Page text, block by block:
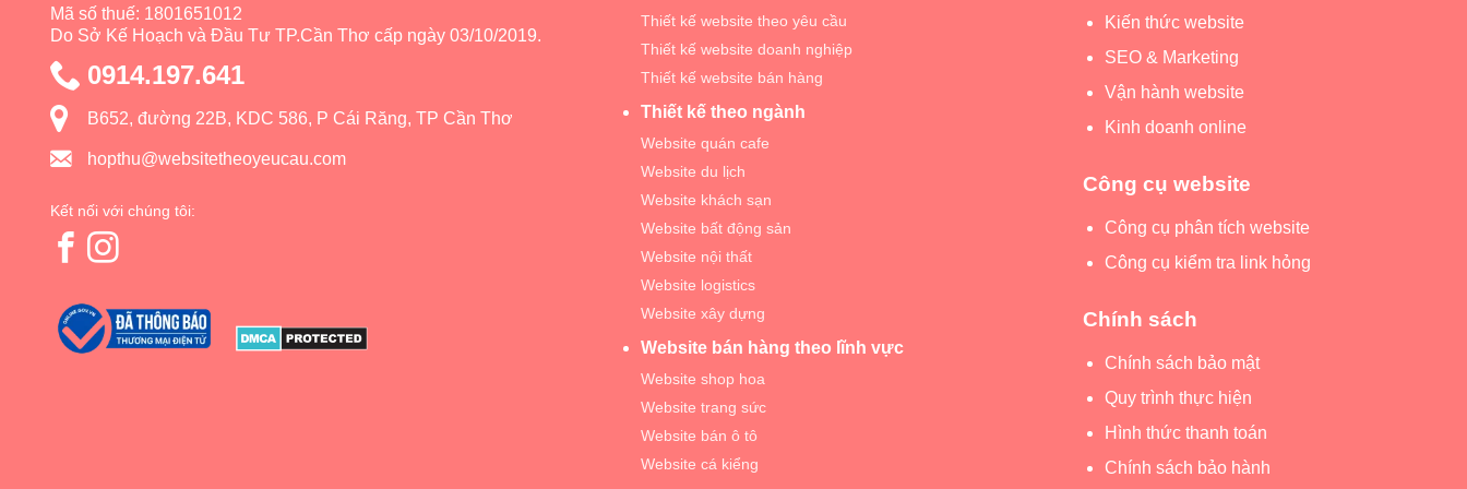
Mã số thuế: 1801651012
Do Sở Kế Hoạch và Đầu Tư TP.Cần Thơ cấp ngày 03/10/2019.
0914.197.641
B652, đường 22B, KDC 586, P Cái Răng, TP Cần Thơ
hopthu@websitetheoyeucau.com
Kết nối với chúng tôi:
Thiết kế website theo yêu cầu
Thiết kế website doanh nghiệp
Thiết kế website bán hàng
Thiết kế theo ngành
Website quán cafe
Website du lịch
Website khách sạn
Website bất động sản
Website nội thất
Website logistics
Website xây dựng
Website bán hàng theo lĩnh vực
Website shop hoa
Website trang sức
Website bán ô tô
Website cá kiểng
Kiến thức website
SEO & Marketing
Vận hành website
Kinh doanh online
Công cụ website
Công cụ phân tích website
Công cụ kiểm tra link hỏng
Chính sách
Chính sách bảo mật
Quy trình thực hiện
Hình thức thanh toán
Chính sách bảo hành